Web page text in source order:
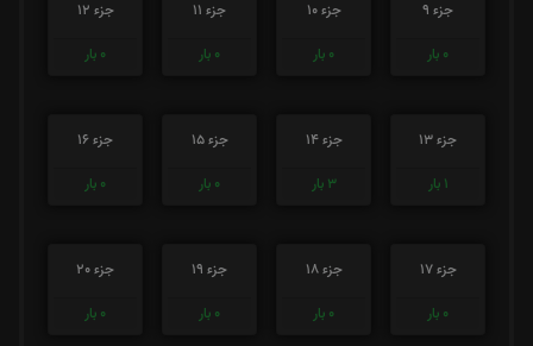
جزء 9
0 بار
جزء 10
0 بار
جزء 11
0 بار
جزء 12
0 بار
جزء 13
1 بار
جزء 14
3 بار
جزء 15
0 بار
جزء 16
0 بار
جزء 17
0 بار
جزء 18
0 بار
جزء 19
0 بار
جزء 20
0 بار